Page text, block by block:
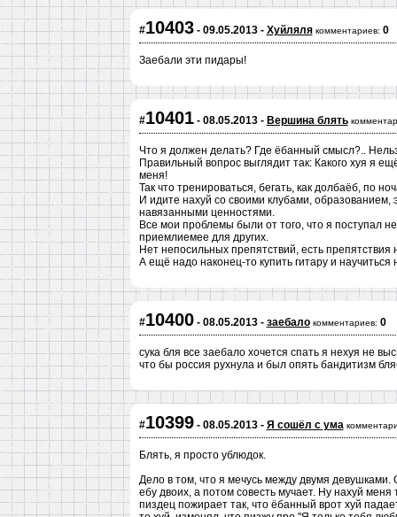
#10403- 09.05.2013 - Хуйляля комментариев: 0
Заебали эти пидары!
#10401- 08.05.2013 - Вершина блять
Что я должен делать? Где ёбанный смысл?..
Правильный вопрос выглядит так: Какого хуя я
меня!
Так что тренироваться, бегать, как долбаёб, по
И идите нахуй со своими клубами,
навязанными ценностями.
Все мои проблемы были от того, что я поступал
приемлиемее для других.
Нет непосильных препятствий, есть препятствия
А ещё надо наконец-то купить гитару и научиться
#10400- 08.05.2013 - заебало комментариев: 0
сука бля все заебало хочется спать я нехуя не
что бы россия рухнула и был опять бандитизм
#10399- 08.05.2013 - Я сошёл с ума
Блять, я просто ублюдок.
Дело в том, что я мечусь между двумя
ебу двоих, а потом совесть мучает. Ну нахуй
пиздец пожирает так, что ёбанный врот хуй